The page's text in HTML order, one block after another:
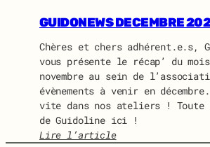
G
u
i
d
o
l
i
n
e
n
w
s
f
é
v
r
i
GUIDONEWS DECEMBRE
Chères et chers adhérent.e.s,
vous présente le récap’ du
novembre au sein de
évènements à venir en
vite dans nos ateliers !
de Guidoline ici !
Lire l’article